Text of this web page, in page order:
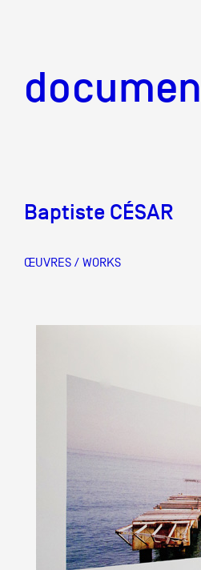
Baptiste CÉSAR
ŒUVRES / WORKS